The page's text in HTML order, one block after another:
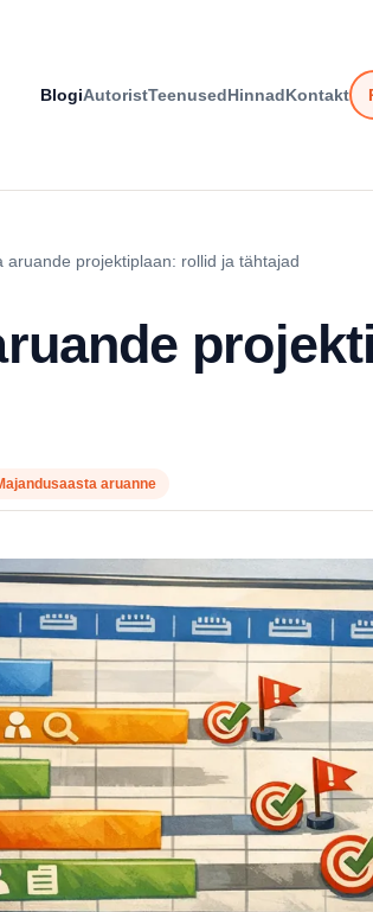
BlogiAutoristTeenusedHinnadKontakt
aruande projektiplaan: rollid ja tähtajad
aruanne